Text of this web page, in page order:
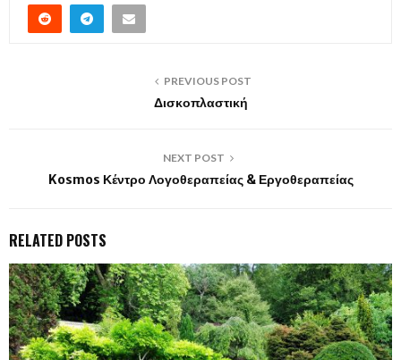
PREVIOUS POST
Δισκοπλαστική
NEXT POST
Kosmos Κέντρο Λογοθεραπείας & Εργοθεραπείας
RELATED POSTS